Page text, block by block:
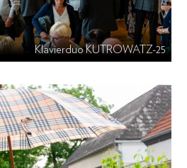
Klavierduo KUTROWATZ-25